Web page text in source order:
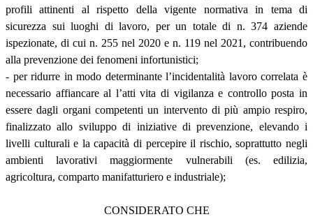
profili attinenti al rispetto della vigente normativa in tema di
sicurezza sui luoghi di lavoro, per un totale di n. 374 aziende
ispezionate, di cui n. 255 nel 2020 e n. 119 nel 2021, contribuendo
alla prevenzione dei fenomeni infortunistici;
- per ridurre in modo determinante l’incidentalità lavoro correlata è
necessario affiancare al l’atti vita di vigilanza e controllo posta in
essere dagli organi competenti un intervento di più ampio respiro,
finalizzato allo sviluppo di iniziative di prevenzione, elevando i
livelli culturali e la capacità di percepire il rischio, soprattutto negli
ambienti lavorativi maggiormente vulnerabili (es. edilizia,
agricoltura, comparto manifatturiero e industriale);
CONSIDERATO CHE